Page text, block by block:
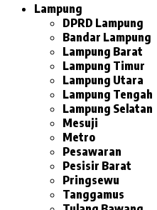
Lampung
DPRD Lampung
Bandar Lampung
Lampung Barat
Lampung Timur
Lampung Utara
Lampung Tengah
Lampung Selatan
Mesuji
Metro
Pesawaran
Pesisir Barat
Pringsewu
Tanggamus